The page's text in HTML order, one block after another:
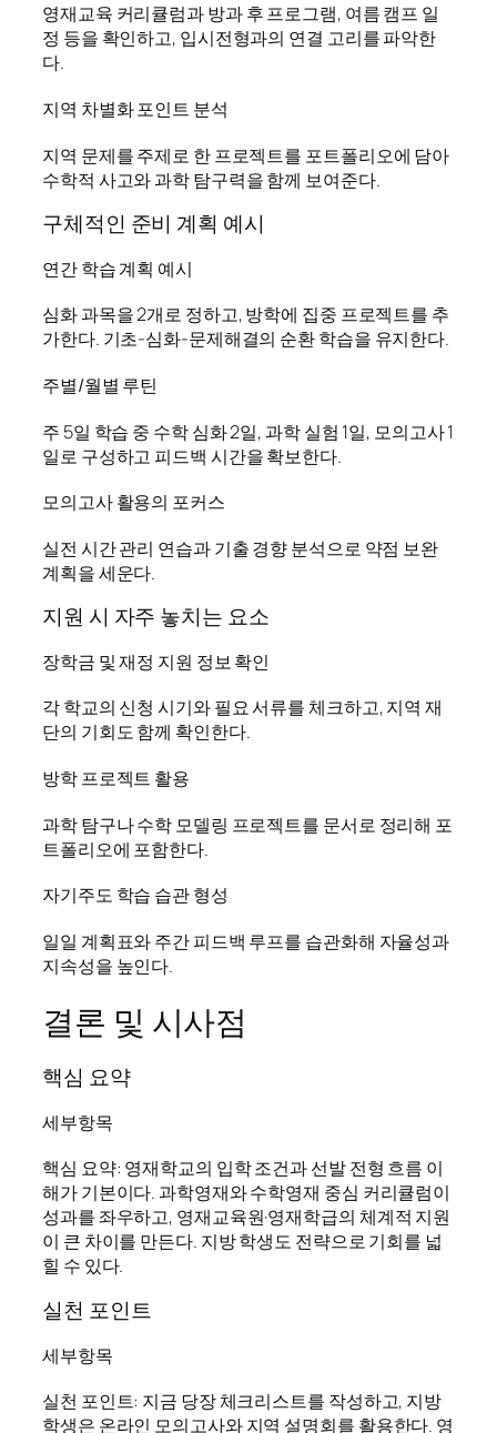
영재교육 커리큘럼과 방과 후 프로그램, 여름 캠프 일
정 등을 확인하고, 입시전형과의 연결 고리를 파악한
다.
지역 차별화 포인트 분석
지역 문제를 주제로 한 프로젝트를 포트폴리오에 담아
수학적 사고와 과학 탐구력을 함께 보여준다.
구체적인 준비 계획 예시
연간 학습 계획 예시
심화 과목을 2개로 정하고, 방학에 집중 프로젝트를 추
가한다. 기초-심화-문제해결의 순환 학습을 유지한다.
주별/월별 루틴
주 5일 학습 중 수학 심화 2일, 과학 실험 1일, 모의고사 1
일로 구성하고 피드백 시간을 확보한다.
모의고사 활용의 포커스
실전 시간 관리 연습과 기출 경향 분석으로 약점 보완
계획을 세운다.
지원 시 자주 놓치는 요소
장학금 및 재정 지원 정보 확인
각 학교의 신청 시기와 필요 서류를 체크하고, 지역 재
단의 기회도 함께 확인한다.
방학 프로젝트 활용
과학 탐구나 수학 모델링 프로젝트를 문서로 정리해 포
트폴리오에 포함한다.
자기주도 학습 습관 형성
일일 계획표와 주간 피드백 루프를 습관화해 자율성과
지속성을 높인다.
결론 및 시사점
핵심 요약
세부항목
핵심 요약: 영재학교의 입학 조건과 선발 전형 흐름 이
해가 기본이다. 과학영재와 수학영재 중심 커리큘럼이
성과를 좌우하고, 영재교육원·영재학급의 체계적 지원
이 큰 차이를 만든다. 지방 학생도 전략으로 기회를 넓
힐 수 있다.
실천 포인트
세부항목
실천 포인트: 지금 당장 체크리스트를 작성하고, 지방
학생은 온라인 모의고사와 지역 설명회를 활용한다. 영